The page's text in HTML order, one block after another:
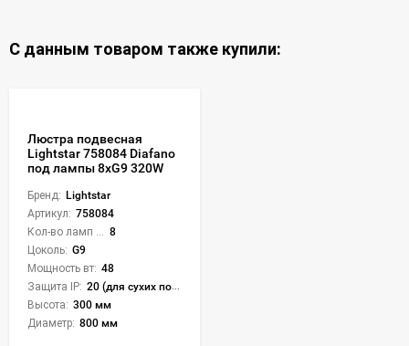
С данным товаром также купили:
Люстра подвесная
Lightstar 758084 Diafano
под лампы 8xG9 320W
Бренд: Lightstar
Артикул: 758084
8
Цоколь: G9
Мощность вт: 48
Защита IP: 20 (для сухих пом.)
Высота: 300 мм
Диаметр: 800 мм